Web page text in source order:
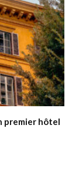
premier hôtel